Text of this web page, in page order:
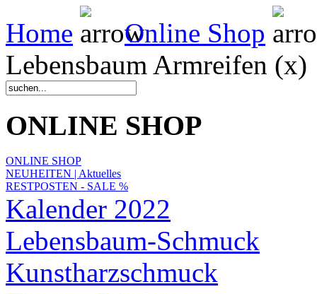
Home
Online Shop
Lebensbaum Armreifen (x)
ONLINE SHOP
ONLINE SHOP
NEUHEITEN | Aktuelles
RESTPOSTEN - SALE %
Kalender 2022
Lebensbaum-Schmuck
Kunstharzschmuck